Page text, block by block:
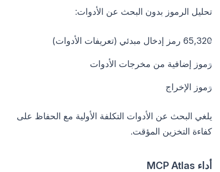
تحليل الرموز بدون البحث عن الأدوات:
65,320 رمز إدخال مبدئي (تعريفات الأدوات)
رموز إضافية من مخرجات الأدوات
رموز الإخراج
يلغي البحث عن الأدوات التكلفة الأولية مع الحفاظ على
كفاءة التخزين المؤقت.
أداء MCP Atlas